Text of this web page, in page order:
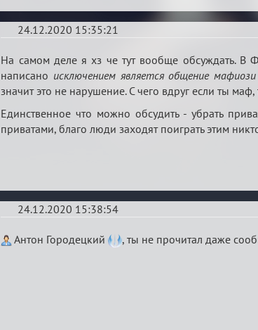
24.12.2020 15:35:21
Re:
Ценная
игровая
информация
На самом деле я хз че тут вообще обсуждать. В
написано исключением является общение
значит это не нарушение. С чего вдруг если ты
Единственное что можно обсудить - убрать
приватами, благо люди заходят поиграть этим
24.12.2020 15:38:54
Re:Антон Городецкий , ты не прочитал даже